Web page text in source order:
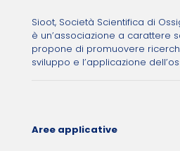
Sioot, Società Scientifica di
è un’associazione a carattere
propone di promuovere
sviluppo e l’applicazione
Aree applicative